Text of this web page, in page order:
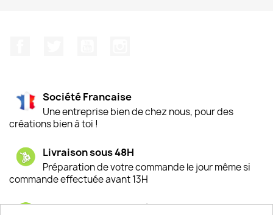
Société Francaise
Une entreprise bien de chez nous, pour des
créations bien à toi !
Livraison sous 48H
Préparation de votre commande le jour même si
commande effectuée avant 13H
Satisfaction de nos clients